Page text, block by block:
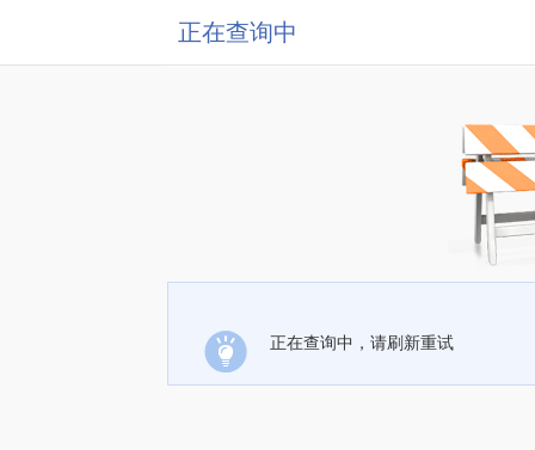
正在查询中
正在查询中，请刷新重试